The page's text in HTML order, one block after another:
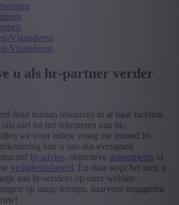
Vlaanderen
Vlaanderen
u als hr-partner verder
door human resources in al haar facetten.
niet tot het rekruteren van hr-
we voor iedere vraag uw trusted hr-
kan u ons dus evengoed
hr-advies, objectieve assessments of
veiligheidsbeleid. En daar stopt het niet: u
aan hr-services op onze website.
op lange termijn, daarvoor engageren